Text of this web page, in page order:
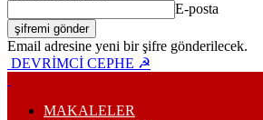
E-posta
Email adresine yeni bir şifre gönderilecek.
DEVRİMCİ CEPHE ☭
MAKALELER